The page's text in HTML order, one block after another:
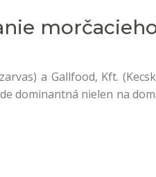
a Gallfood, Kft.
dominantná nielen na